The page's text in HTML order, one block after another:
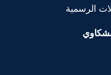
الرسمية